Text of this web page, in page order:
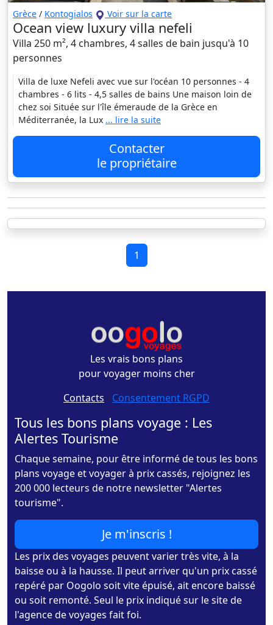
Grèce / Kontogialos Voir sur la carte
Ocean view luxury villa nefeli
Villa 250 m², 4 chambres, 4 salles de bain jusqu'à 10
personnes
Villa de luxe Nefeli avec vue sur l'océan 10 personnes - 4
chambres - 6 lits - 4,5 salles de bains Une maison loin de
chez soi Située sur l'île émeraude de la Grèce en
Méditerranée, la Lux ... lire la suite
Contacter
le propriétaire
1
Les vrais bons plans
pour voyager moins cher
Contacts - Consentement RGPD
Tous les bons plans voyage : Les
Alertes Tourisme
Chaque semaine, pour être informé de tous les bons
plans voyage et voyager à prix cassés, rejoignez les
200 000 lecteurs de notre newsletter "Alertes
tourisme".
Je m'inscris !
Les prix des voyages peuvent varier très vite, à la
baisse ou à la hausse. Il peut arriver qu'un prix cassé
repéré par Oogolo soit vite épuisé, ait encore baissé
ou soit remonté. Seul le prix indiqué sur le site de
l'agence de voyages fait foi.